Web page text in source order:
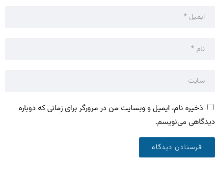
ذخیره نام، ایمیل و وبسایت من در مرورگر برای زمانی که دوباره
دیدگاهی می‌نویسم.